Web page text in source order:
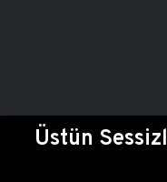
Üstün